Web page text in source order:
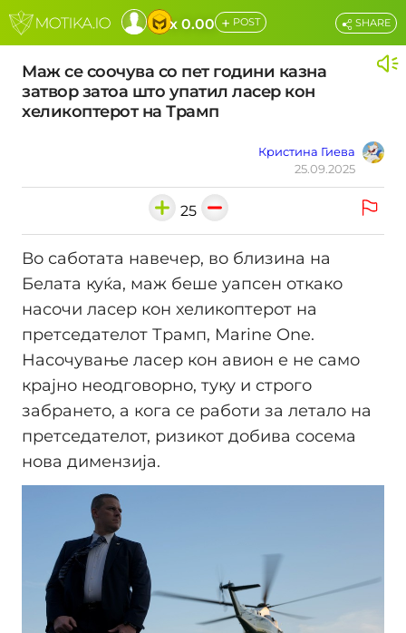
x 0.00 + POST
Маж се соочува со пет години казна
затвор затоа што упатил ласер кон
хеликоптерот на Трамп
Кристина Гиева
25.09.2025
SHARE
25
Во саботата навечер, во близина на
Белата куќа, маж беше уапсен откако
насочи ласер кон хеликоптерот на
претседателот Трамп, Marine One.
Насочување ласер кон авион е не само
крајно неодговорно, туку и строго
забрането, а кога се работи за летало на
претседателот, ризикот добива сосема
нова димензија.